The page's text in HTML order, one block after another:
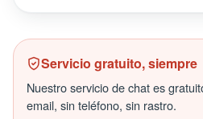
Servicio gratuito, siempre
Nuestro servicio de chat es
email, sin teléfono, sin rastro.